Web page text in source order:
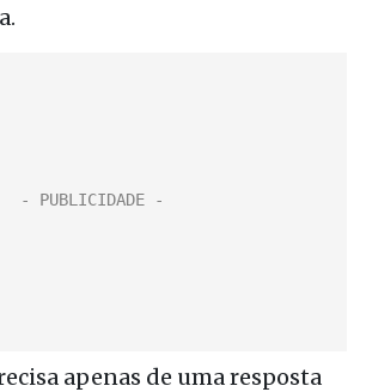
apenas de uma resposta